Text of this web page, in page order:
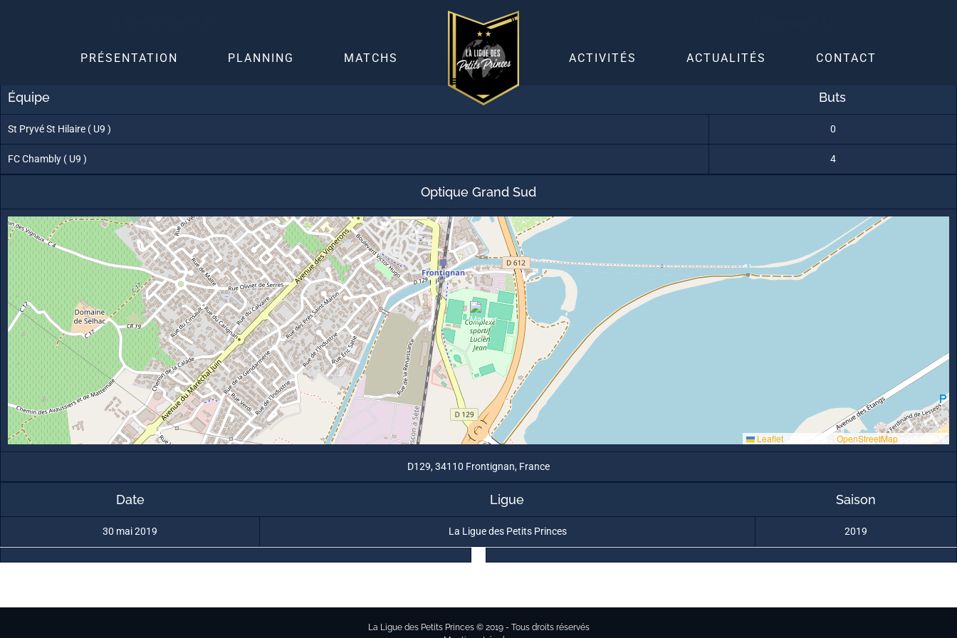
PRÉSENTATION PLANNING MATCHS ACTIVITÉS ACTUALITÉS CONTACT
30 mai 2019
0-4
Équipe Buts
St Pryvé St Hilaire ( U9 ) 0
FC Chambly ( U9 ) 4
Optique Grand Sud
Leaflet OpenStreetMap
D129, 34110 Frontignan, France
Date Ligue Saison
30 mai 2019 La Ligue des Petits Princes 2019
La Ligue des Petits Princes © 2019 - Tous droits réservés